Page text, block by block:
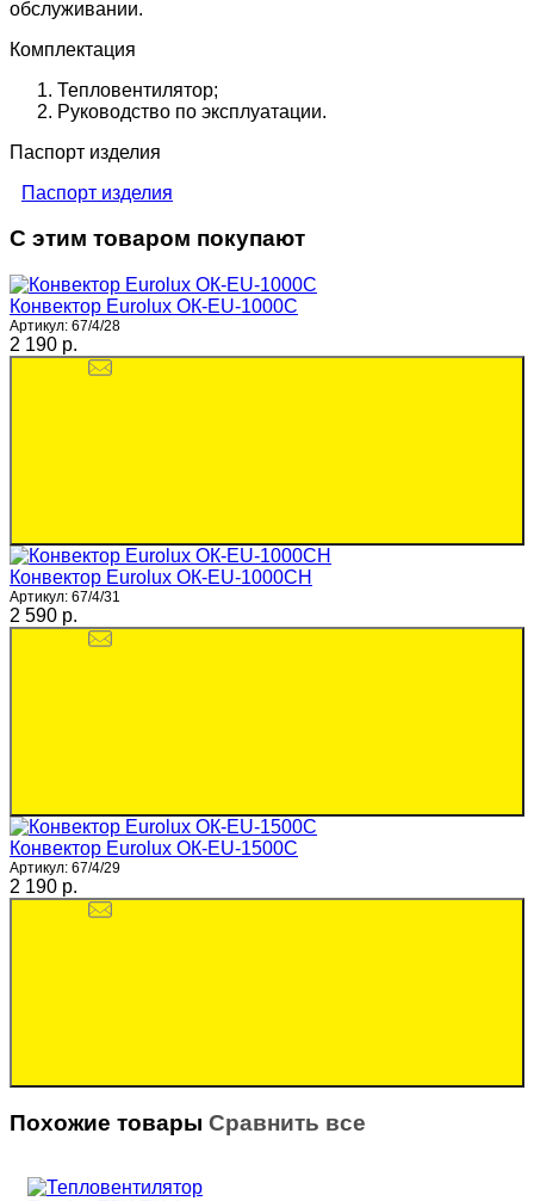
обслуживании.
Комплектация
Тепловентилятор;
Руководство по эксплуатации.
Паспорт изделия
Паспорт изделия
С этим товаром покупают
Конвектор Eurolux ОК-EU-1000C
Артикул: 67/4/28
2 190 p.
Конвектор Eurolux ОК-EU-1000CH
Артикул: 67/4/31
2 590 p.
Конвектор Eurolux ОК-EU-1500C
Артикул: 67/4/29
2 190 p.
Похожие товары Сравнить все